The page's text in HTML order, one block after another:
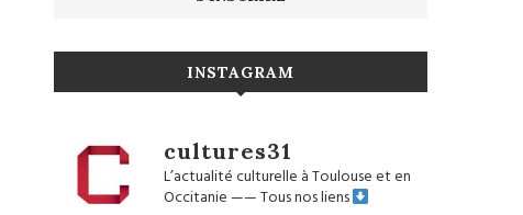
INSTAGRAM
cultures31
L’actualité culturelle à Toulouse et en
Occitanie——Tous nos liens